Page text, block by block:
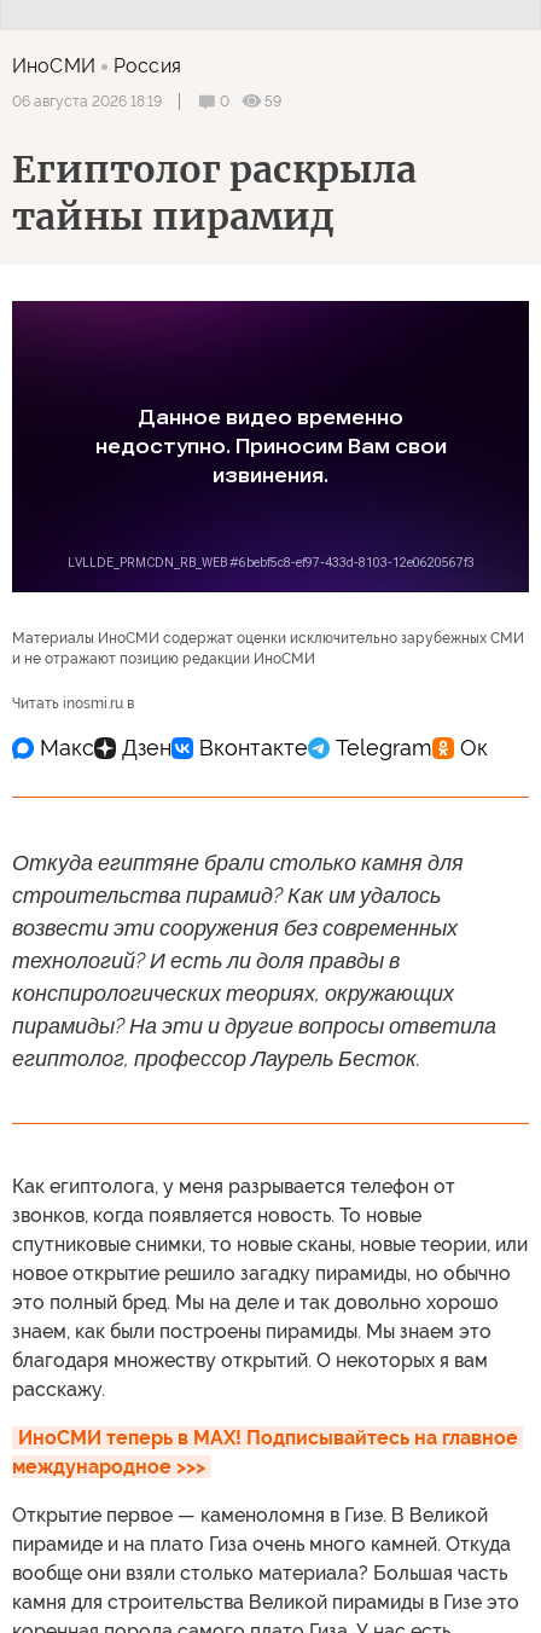
ИноСМИ Россия
06 августа 2026 18:19 0 59
Египтолог раскрыла
тайны пирамид
Материалы ИноСМИ содержат оценки исключительно зарубежных СМИ
и не отражают позицию редакции ИноСМИ
Читать inosmi.ru в
Откуда египтяне брали столько камня для
строительства пирамид? Как им удалось
возвести эти сооружения без современных
технологий? И есть ли доля правды в
конспирологических теориях, окружающих
пирамиды? На эти и другие вопросы ответила
египтолог, профессор Лаурель Бесток.
Как египтолога, у меня разрывается телефон от
звонков, когда появляется новость. То новые
спутниковые снимки, то новые сканы, новые теории, или
новое открытие решило загадку пирамиды, но обычно
это полный бред. Мы на деле и так довольно хорошо
знаем, как были построены пирамиды. Мы знаем это
благодаря множеству открытий. О некоторых я вам
расскажу.
ИноСМИ теперь в MAX! Подписывайтесь на главное
международное >>>
Открытие первое — каменоломня в Гизе. В Великой
пирамиде и на плато Гиза очень много камней. Откуда
вообще они взяли столько материала? Большая часть
камня для строительства Великой пирамиды в Гизе это